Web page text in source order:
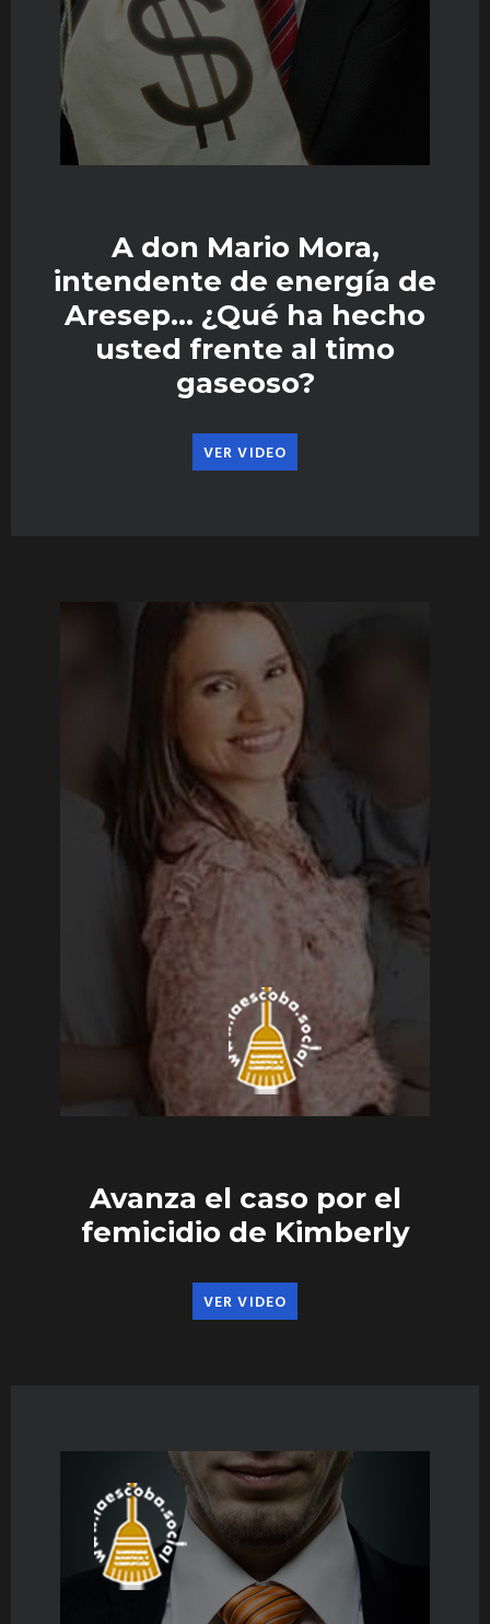
A don Mario Mora,
intendente de energía de
Aresep… ¿Qué ha hecho
usted frente al timo
gaseoso?
VER VIDEO
Avanza el caso por el
femicidio de Kimberly
VER VIDEO